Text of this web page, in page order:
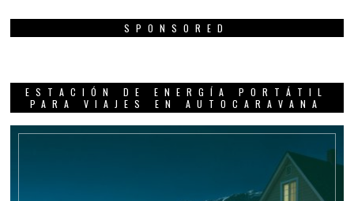
SPONSORED
ESTACIÓN DE ENERGÍA PORTÁTIL
PARA VIAJES EN AUTOCARAVANA